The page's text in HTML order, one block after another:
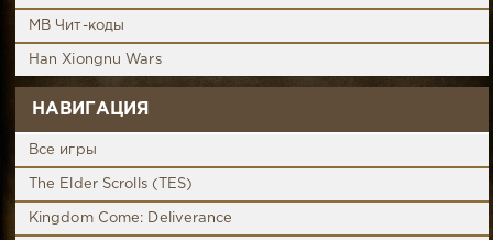
MB Чит-коды
Han Xiongnu Wars
НАВИГАЦИЯ
Все игры
The Elder Scrolls (TES)
Kingdom Come: Deliverance